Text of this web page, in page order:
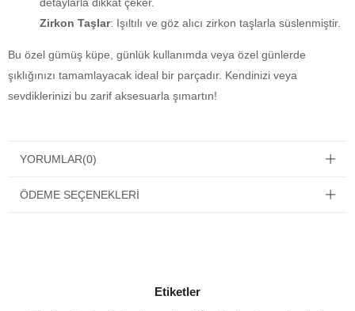
Zirkon Taşlar: Işıltılı ve göz alıcı zirkon taşlarla süslenmiştir.
Bu özel gümüş küpe, günlük kullanımda veya özel günlerde
şıklığınızı tamamlayacak ideal bir parçadır. Kendinizi veya
sevdiklerinizi bu zarif aksesuarla şımartın!
YORUMLAR(0)
ÖDEME SEÇENEKLERI
Etiketler